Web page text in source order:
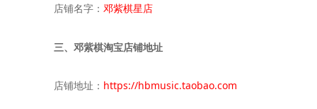
店铺名字： 邓紫棋星店
三、邓紫棋淘宝店铺地址
店铺地址： https://hbmusic.taobao.com